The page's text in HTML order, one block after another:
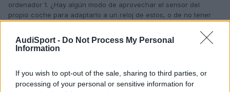
AudiSport - Do Not Process My Personal
Information
If you wish to opt-out of the sale, sharing to third parties, or
processing of your personal or sensitive information for
ordenador 1. ¿Hay algún modo de aprovechar el sensor del
propio coche para adaptarlo a un reloj de estos, o de no tener
dejar la temperatura del aceite fija en el FIS?
Responder